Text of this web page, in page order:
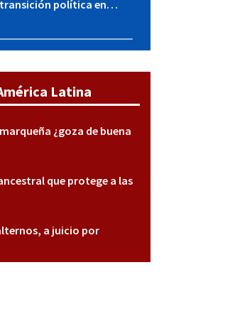
transición política en
Latina
¿goza de buena
que protege a las
a juicio por